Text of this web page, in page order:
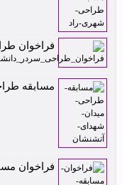
فراخوان
مسابقه
فراخوان